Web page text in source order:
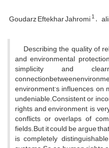
Goudarz Eftekhar Jahromi1
Describing the quality of
and environmental
simplicity and
environment’s influences
undeniable.Consistent or
rights and environment, is
conflicts or overlaps of
fields.But it could be argue
is completely